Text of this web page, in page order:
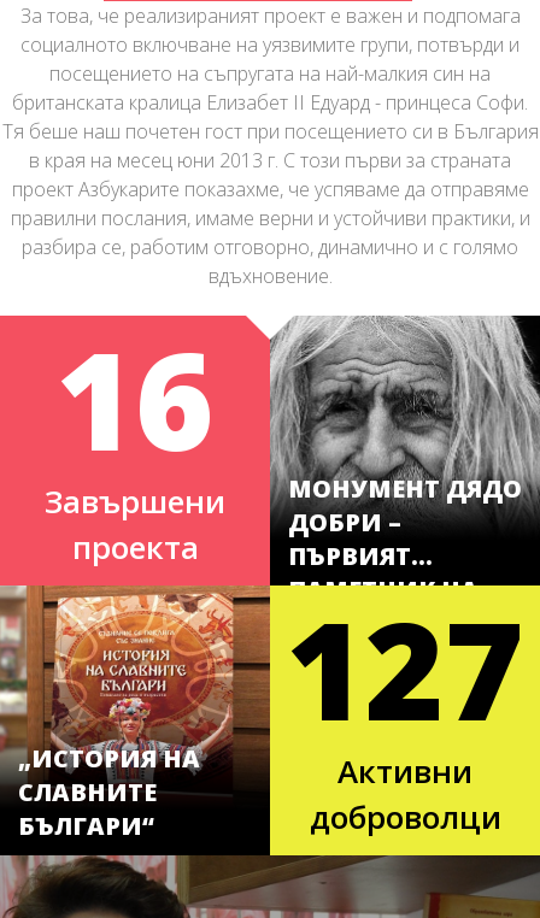
За това, че реализираният проект е важен и подпомага
социалното включване на уязвимите групи, потвърди и
посещението на съпругата на най-малкия син на
британската кралица Елизабет II Едуард - принцеса Софи.
Тя беше наш почетен гост при посещението си в България
в края на месец юни 2013 г. С този първи за страната
проект Азбукарите показахме, че успяваме да отправяме
правилни послания, имаме верни и устойчиви практики, и
разбира се, работим отговорно, динамично и с голямо
вдъхновение.
16
Завършени
проекта
МОНУМЕНТ ДЯДО
ДОБРИ –
ПЪРВИЯТ
ПАМЕТНИК НА
ДОБРОТО В
БЪЛГАРИЯ
„ИСТОРИЯ НА
СЛАВНИТЕ
БЪЛГАРИ“
127
Активни
доброволци